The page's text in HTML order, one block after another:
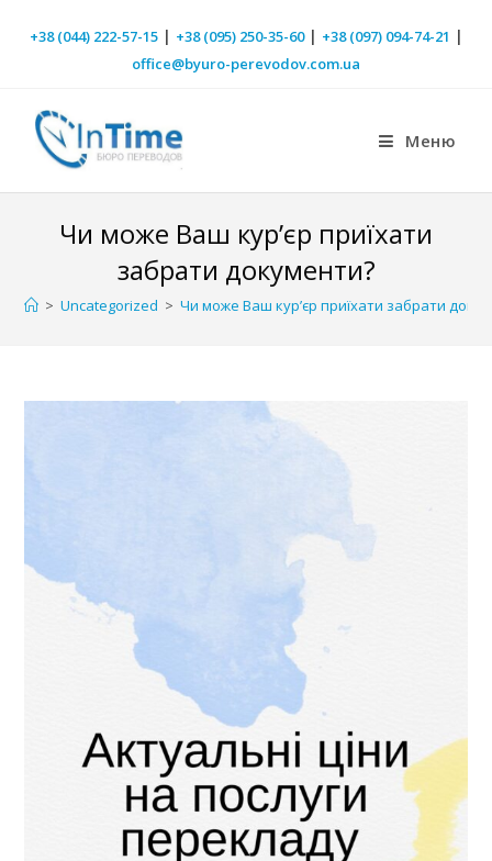
+38 (044) 222-57-15| +38 (095) 250-35-60| +38 (097) 094-74-21 |
office@byuro-perevodov.com.ua
Меню
Чи може Ваш кур’єр приїхати
забрати документи?
> Uncategorized > Чи може Ваш кур’єр приїхати забрати